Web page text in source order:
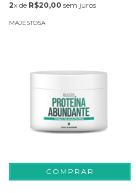
2x de R$20,00 sem juros
MAJESTOSA